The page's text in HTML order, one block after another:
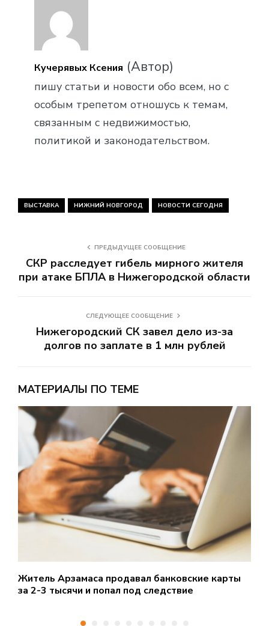
Кучерявых Ксения (Автор)
пишу статьи и новости обо всем, но с
особым трепетом отношусь к темам,
связанным с недвижимостью,
политикой и законодательством.
ВЫСТАВКА НИЖНИЙ НОВГОРОД НОВОСТИ СЕГОДНЯ
ПРЕДЫДУЩЕЕ СООБЩЕНИЕ
СКР расследует гибель мирного жителя
при атаке БПЛА в Нижегородской области
СЛЕДУЮЩЕЕ СООБЩЕНИЕ
Нижегородский СК завел дело из-за
долгов по заплате в 1 млн рублей
МАТЕРИАЛЫ ПО ТЕМЕ
Житель Арзамаса продавал банковские карты
за 2-3 тысячи и попал под следствие